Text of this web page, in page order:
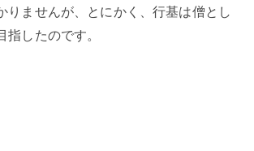
りませんが、とにかく、行基は僧とし
指したのです。